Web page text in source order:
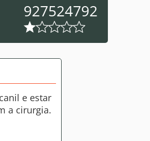
927524792
e estar
a cirurgia.